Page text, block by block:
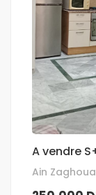
A vendre
Ain